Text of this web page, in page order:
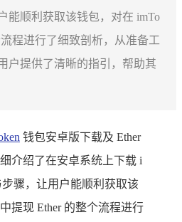
能顺利获取该钱包，对在 imTo
程进行了细致剖析，从准备工
户提供了清晰的指引，帮助其
钱包安卓版下载及 Ether
介绍了在安卓系统上下载 i
骤，让用户能顺利获取该
提现 Ether 的整个流程进行